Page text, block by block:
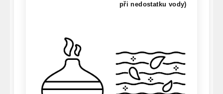
při nedostatku vody)